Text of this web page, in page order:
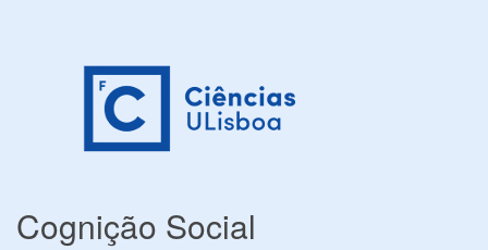
Cognição Social